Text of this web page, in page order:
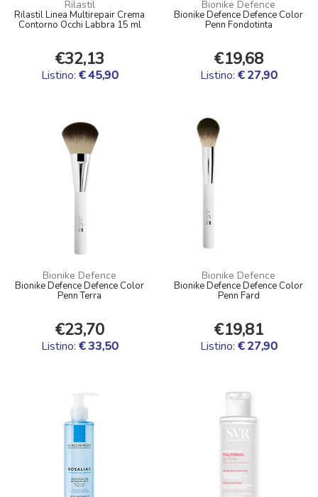
Rilastil
Rilastil Linea Multirepair Crema
Contorno Occhi Labbra 15 ml
€32,13
Listino: € 45,90
Bionike Defence
Bionike Defence Defence Color
Penn Fondotinta
€19,68
Listino: € 27,90
Bionike Defence
Bionike Defence Defence Color
Penn Terra
€23,70
Listino: € 33,50
Bionike Defence
Bionike Defence Defence Color
Penn Fard
€19,81
Listino: € 27,90